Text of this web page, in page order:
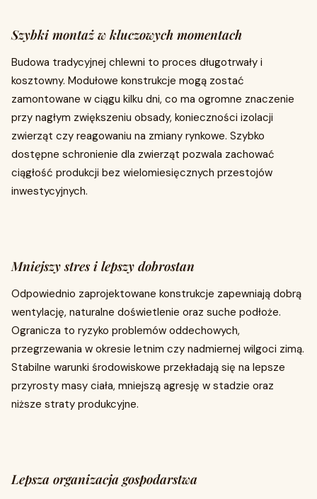
Szybki montaż w kluczowych momentach
Budowa tradycyjnej chlewni to proces długotrwały i
kosztowny. Modułowe konstrukcje mogą zostać
zamontowane w ciągu kilku dni, co ma ogromne znaczenie
przy nagłym zwiększeniu obsady, konieczności izolacji
zwierząt czy reagowaniu na zmiany rynkowe. Szybko
dostępne schronienie dla zwierząt pozwala zachować
ciągłość produkcji bez wielomiesięcznych przestojów
inwestycyjnych.
Mniejszy stres i lepszy dobrostan
Odpowiednio zaprojektowane konstrukcje zapewniają dobrą
wentylację, naturalne doświetlenie oraz suche podłoże.
Ogranicza to ryzyko problemów oddechowych,
przegrzewania w okresie letnim czy nadmiernej wilgoci zimą.
Stabilne warunki środowiskowe przekładają się na lepsze
przyrosty masy ciała, mniejszą agresję w stadzie oraz
niższe straty produkcyjne.
Lepsza organizacja gospodarstwa